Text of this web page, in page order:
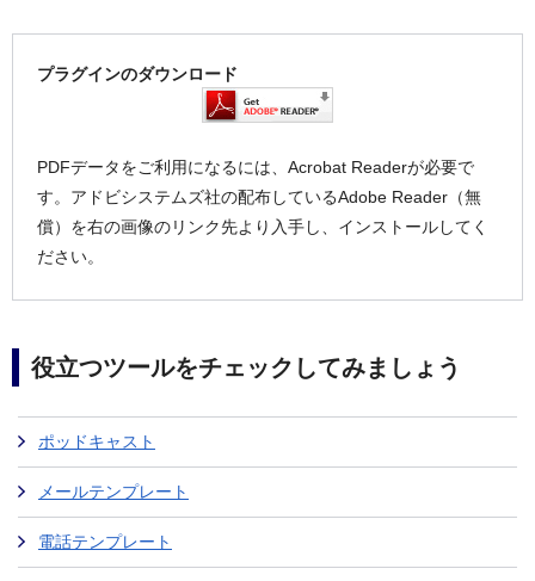
プラグインのダウンロード
PDFデータをご利用になるには、Acrobat Readerが必要で
す。アドビシステムズ社の配布しているAdobe Reader（無
償）を右の画像のリンク先より入手し、インストールしてく
ださい。
役立つツールをチェックしてみましょう
ポッドキャスト
メールテンプレート
電話テンプレート